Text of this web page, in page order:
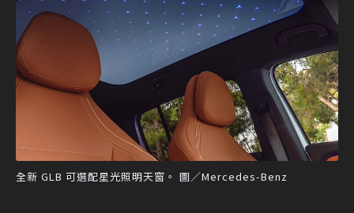
全新 GLB 可選配星光照明天窗。 圖／Mercedes-Benz